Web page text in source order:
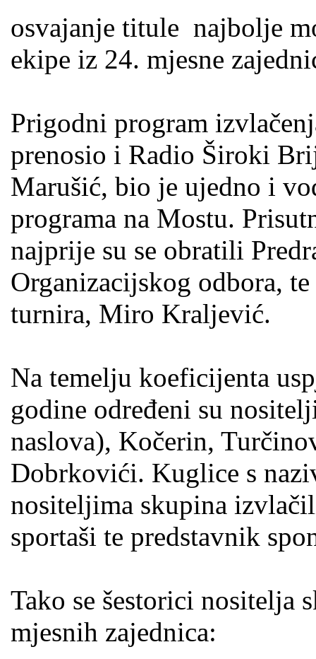
osvajanje titule najbolje
ekipe iz 24. mjesne
Prigodni program
prenosio i Radio Široki
Marušić, bio je ujedno i
programa na Mostu.
najprije su se obratili
Organizacijskog odbora,
turnira, Miro Kraljević.
Na temelju koeficijenta
godine određeni su
naslova), Kočerin,
Dobrkovići. Kuglice s
nositeljima skupina
sportaši te predstavnik
Tako se šestorici
mjesnih zajednica: